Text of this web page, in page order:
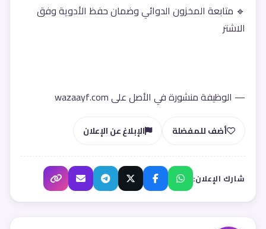
الاشتر
— الوظيفة منشورة في الأصل على wazaayf.com
أضف للمفضلة الإبلاغ عن الإعلان
شارك الإعلان: